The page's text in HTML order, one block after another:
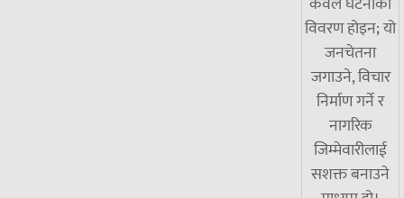
विवरण होइन; यो
जनचेतना
जगाउने, विचार
निर्माण गर्ने र
नागरिक
जिम्मेवारीलाई
सशक्त बनाउने